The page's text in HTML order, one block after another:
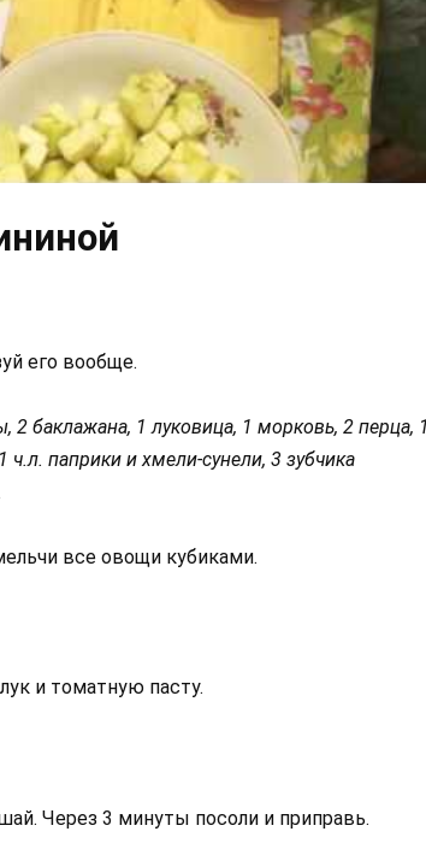
его вообще.
2 баклажана, 1 луковица, 1 морковь, 2 перца, 1
ч.л. паприки и хмели-сунели, 3 зубчика
все овощи кубиками.
и томатную пасту.
Через 3 минуты посоли и приправь.